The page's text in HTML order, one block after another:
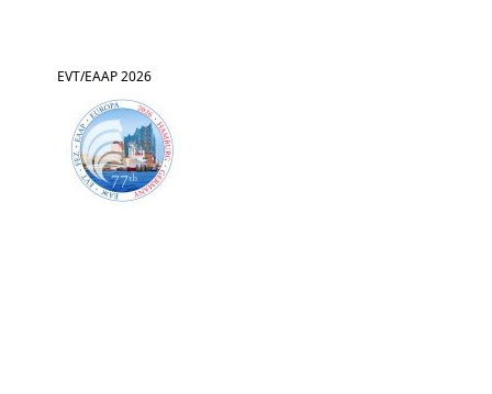
EVT/EAAP 2026